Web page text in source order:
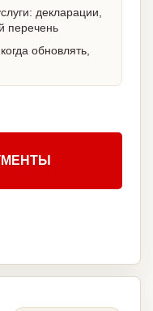
декларации,
перечень
обновлять,